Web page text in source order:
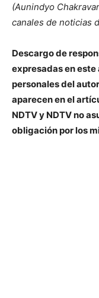
(Aunindyo
canales de noticias
Descargo de
expresadas en
personales del
aparecen en el
NDTV y NDTV no
obligación por los